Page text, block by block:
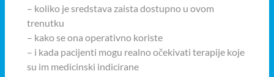
– koliko je sredstava zaista dostupno u ovom
trenutku
– kako se ona operativno koriste
– i kada pacijenti mogu realno očekivati terapije koje
su im medicinski indicirane